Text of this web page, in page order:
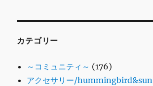
カテゴリー
～コミュニティ～ (176)
アクセサリー/hummingbird&sun